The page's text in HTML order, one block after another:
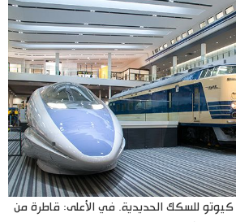
للسكك الحديدية. في الأعلى: قاطرة من